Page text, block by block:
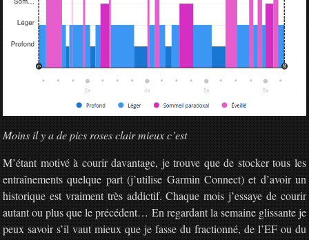
Moins il y a de pics roses clair mieux c’est
M’étant motivé à courir davantage, je trouve que de stocker tous les
entraînements quelque part (j’utilise Garmin Connect) et d’avoir un
historique est vraiment très addictif. Chaque mois j’essaye de courir
autant ou plus que le précédent… En regardant la semaine glissante je
peux savoir s’il vaut mieux que je fasse du fractionné, de l’EF ou du